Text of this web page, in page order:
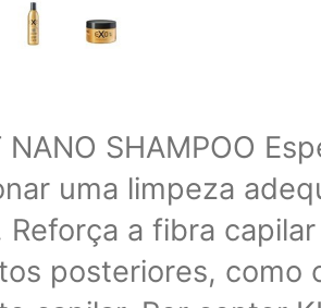
NANO SHAMPOO
uma limpeza
Reforça a fibra
posteriores, como